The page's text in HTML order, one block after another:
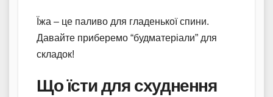
Їжа – це паливо для гладенької спини.
Давайте приберемо “будматеріали” для
складок!
Що їсти для схуднення